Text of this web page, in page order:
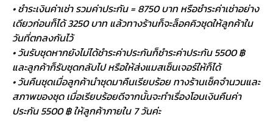
• ชำระเงินค่าเช่า รวมค่าประกัน = 8750 บาท หรือชำระค่าเช่าอย่าง
เดียวก่อนก็ได้ 3250 บาท แล้วทางร้านก็จะล็อคคิวชุดให้ลูกค้าใน
วันที่ตกลงกันไว้
• วันรับชุดหากยังไม่ได้ชำระค่าประกันก็ชำระค่าประกัน 5500 ฿
และลูกค้าก็รับชุดกลับไป หรือให้ส่งแมสเซ็นเจอร์ให้ก็ได้
• วันคืนชุดเมื่อลูกค้านำชุดมาคืนเรียบร้อย ทางร้านเช็คจำนวนและ
สภาพของชุด เมื่อเรียบร้อยดีจากนั้นจะทำเรื่องโอนเงินคืนค่า
ประกัน 5500 ฿ ให้ลูกค้าภายใน 7 วันค่ะ